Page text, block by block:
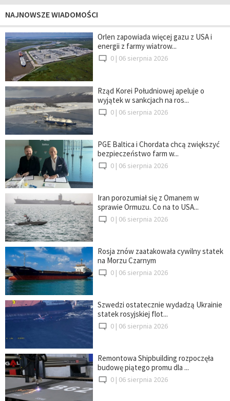
NAJNOWSZE WIADOMOŚCI
Orlen zapowiada więcej gazu z USA i
energii z farmy wiatrow...
0 | 06 sierpnia 2026
Rząd Korei Południowej apeluje o
wyjątek w sankcjach na ros...
0 | 06 sierpnia 2026
PGE Baltica i Chordata chcą zwiększyć
bezpieczeństwo farm w...
0 | 06 sierpnia 2026
Iran porozumiał się z Omanem w
sprawie Ormuzu. Co na to USA...
0 | 06 sierpnia 2026
Rosja znów zaatakowała cywilny statek
na Morzu Czarnym
0 | 06 sierpnia 2026
Szwedzi ostatecznie wydadzą Ukrainie
statek rosyjskiej flot...
0 | 06 sierpnia 2026
Remontowa Shipbuilding rozpoczęła
budowę piątego promu dla ...
0 | 06 sierpnia 2026